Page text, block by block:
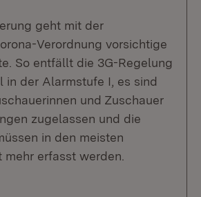
geht mit der
Verordnung vorsichtige
So entfällt die 3G-Regelung
in der Alarmstufe I, es sind
und Zuschauer
zugelassen und die
in den meisten
erfasst werden.